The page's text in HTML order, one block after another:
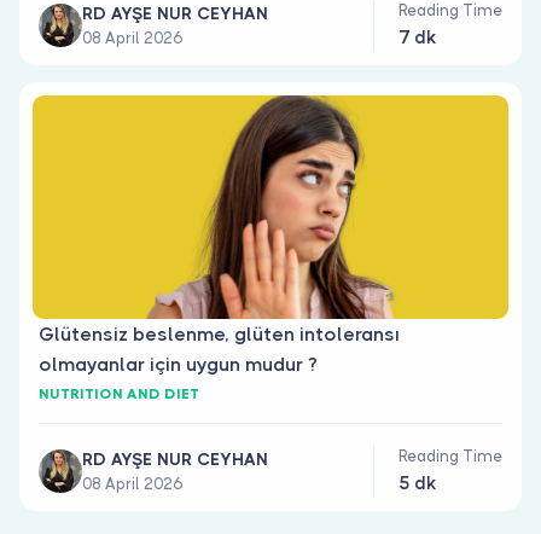
RD AYŞE NUR CEYHAN
08 April 2026
Reading Time
7 dk
Glütensiz beslenme, glüten intoleransı
olmayanlar için uygun mudur ?
NUTRITION AND DIET
RD AYŞE NUR CEYHAN
08 April 2026
Reading Time
5 dk